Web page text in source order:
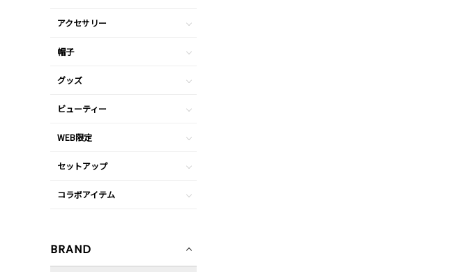
アクセサリー
帽子
グッズ
ビューティー
WEB限定
セットアップ
コラボアイテム
BRAND